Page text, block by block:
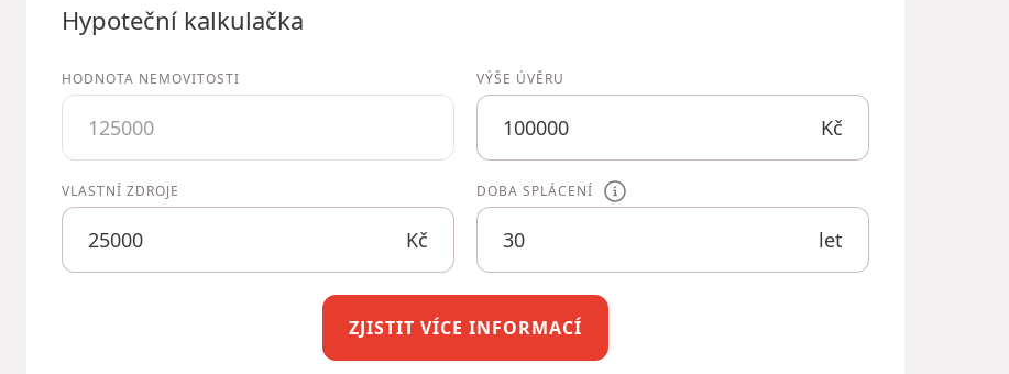
Hypoteční kalkulačka
HODNOTA NEMOVITOSTI VÝŠE ÚVĚRU
Kč
VLASTNÍ ZDROJE
Kč
DOBA SPLÁCENÍ
let
ZJISTIT VÍCE INFORMACÍ